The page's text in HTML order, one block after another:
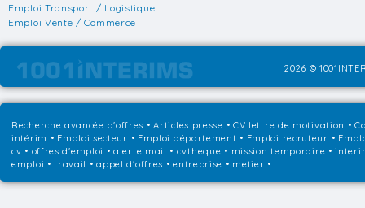
Emploi Transport / Logistique
Emploi Vente / Commerce
2026 ©
Recherche avancée d'offres •Articles presse • CV lettre de motivation •
intérim • Emploi secteur • Emploi département • Emploi recruteur •
cv • offres d'emploi • alerte mail • cvtheque • mission temporaire •
emploi • travail • appel d'offres • entreprise • metier •